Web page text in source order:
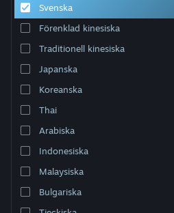
Support
Byt språk
Skaffa Steams mobilapp
Se skrivbordswebbplats
Svenska
Förenklad kinesiska
Traditionell kinesiska
Japanska
Koreanska
Thai
Arabiska
Indonesiska
Malaysiska
Bulgariska
Sortera efter Relevans
0 träffar matchade din sökning. 1 titel har
dina preferenser.